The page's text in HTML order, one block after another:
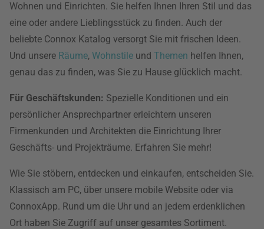
Wohnen und Einrichten. Sie helfen Ihnen Ihren Stil und das
eine oder andere Lieblingsstück zu finden. Auch der
beliebte Connox Katalog versorgt Sie mit frischen Ideen.
Und unsere Räume, Wohnstile und Themen helfen Ihnen,
genau das zu finden, was Sie zu Hause glücklich macht.
Für Geschäftskunden: Spezielle Konditionen und ein
persönlicher Ansprechpartner erleichtern unseren
Firmenkunden und Architekten die Einrichtung Ihrer
Geschäfts- und Projekträume. Erfahren Sie mehr!
Wie Sie stöbern, entdecken und einkaufen, entscheiden Sie.
Klassisch am PC, über unsere mobile Website oder via
ConnoxApp. Rund um die Uhr und an jedem erdenklichen
Ort haben Sie Zugriff auf unser gesamtes Sortiment.